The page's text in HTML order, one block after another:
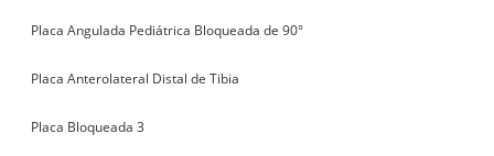
Placa Angulada Pediátrica Bloqueada de 90°
Placa Anterolateral Distal de Tibia
Placa Bloqueada 3